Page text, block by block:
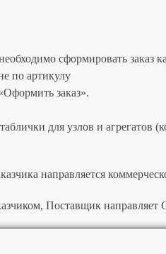
сформировать заказ
по артикулу
заказ».
для узлов и агрегатов
направляется
Поставщик